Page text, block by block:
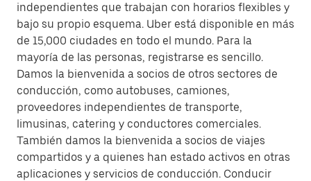
independientes que trabajan con horarios flexibles y
bajo su propio esquema. Uber está disponible en más
de 15,000 ciudades en todo el mundo. Para la
mayoría de las personas, registrarse es sencillo.
Damos la bienvenida a socios de otros sectores de
conducción, como autobuses, camiones,
proveedores independientes de transporte,
limusinas, catering y conductores comerciales.
También damos la bienvenida a socios de viajes
compartidos y a quienes han estado activos en otras
aplicaciones y servicios de conducción. Conducir